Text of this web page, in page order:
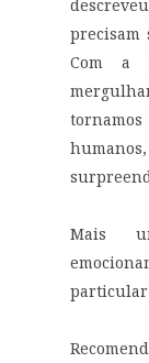
precisam
Com a
Mais